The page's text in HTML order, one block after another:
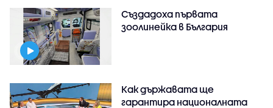
Създадоха първата
зоолинейка в България
Как държавата ще
гарантира националната